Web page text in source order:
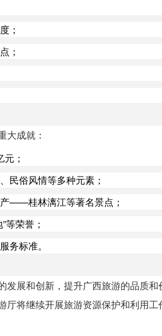
；
；
大成就：
；
民俗风情等多种元素；
——桂林漓江等著名景点；
等荣誉；
务标准。
展和创新，提升广西旅游的品质
将继续开展旅游资源保护和利用